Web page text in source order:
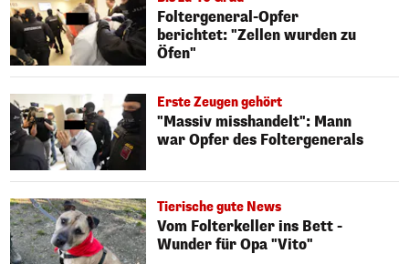
Foltergeneral-Opfer
berichtet: "Zellen wurden zu
Öfen"
Erste Zeugen gehört
"Massiv misshandelt": Mann
war Opfer des Foltergenerals
Tierische gute News
Vom Folterkeller ins Bett -
Wunder für Opa "Vito"